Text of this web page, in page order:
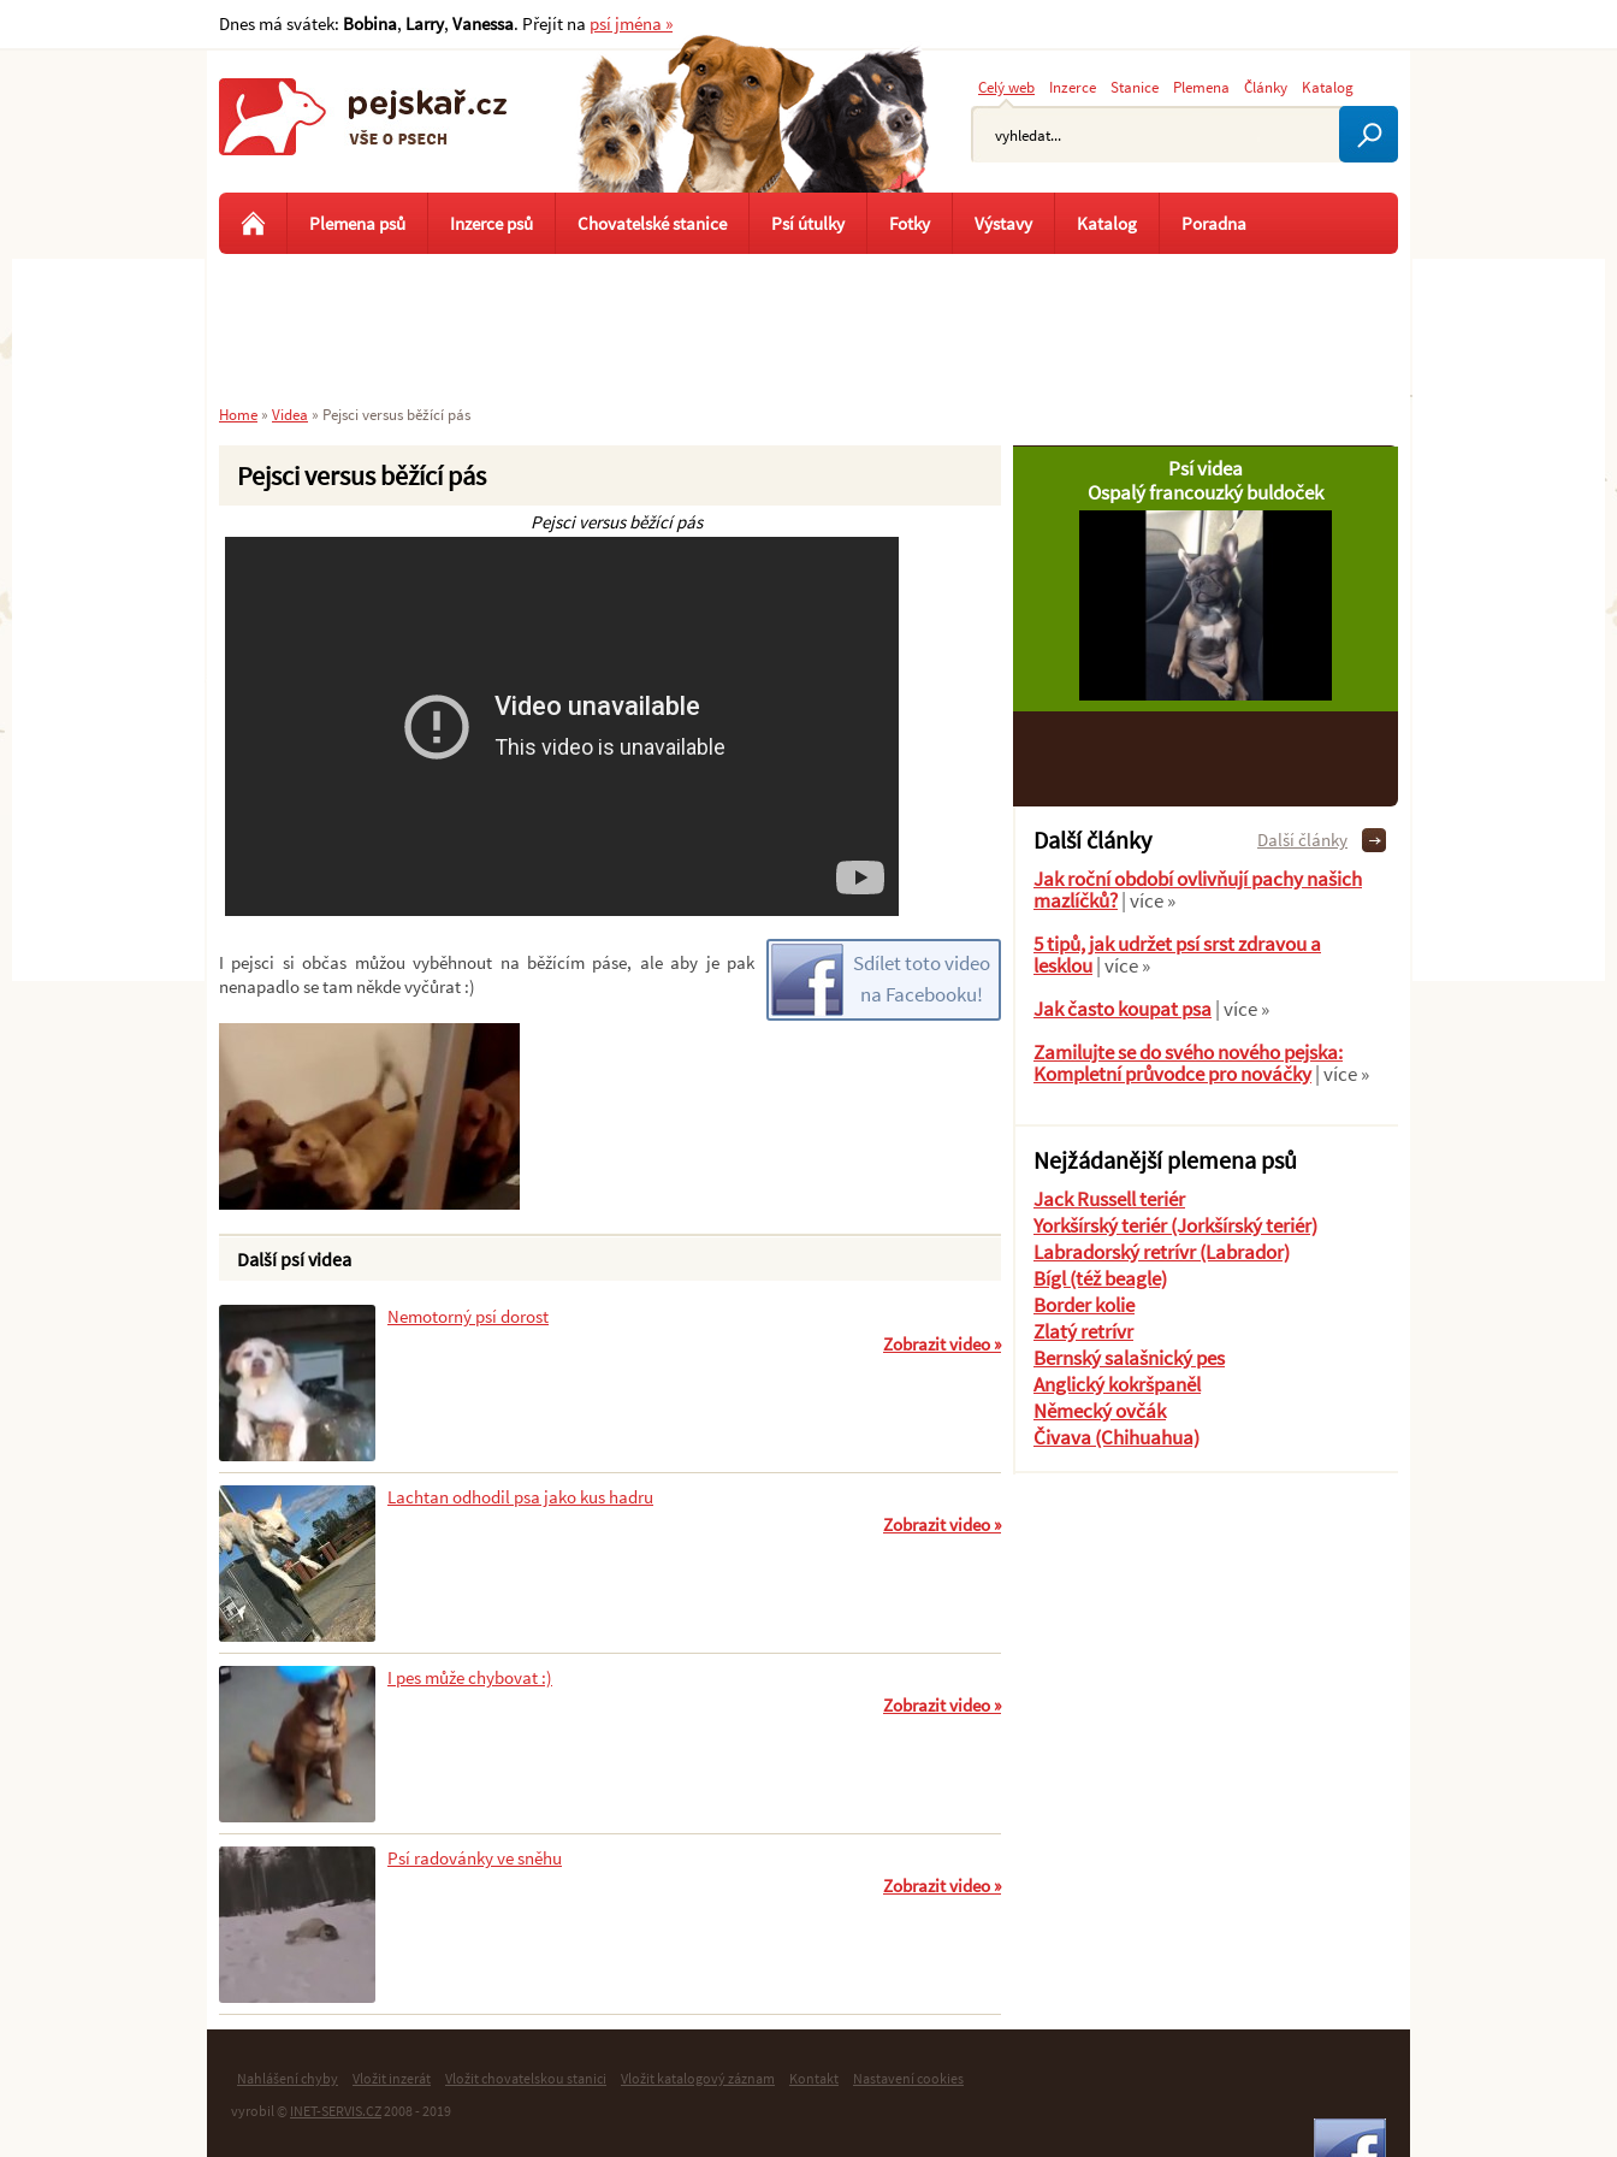
Pejsci versus běžící pás
Pejsci versus běžící pás
Sdílet toto video
na Facebooku!
I pejsci si občas můžou vyběhnout na běžícím páse, ale aby je pak
nenapadlo se tam někde vyčůrat :)
Další psí videa
Nemotorný psí dorost
Zobrazit video »
Lachtan odhodil psa jako kus hadru
Zobrazit video »
I pes může chybovat :)
Zobrazit video »
Psí radovánky ve sněhu
Zobrazit video »
Psí videa
Ospalý francouzký buldoček
Další články
Jak roční období ovlivňují pachy našich
mazlíčků?| více »
5 tipů, jak udržet psí srst zdravou a
lesklou| více »
Jak často koupat psa| více »
Zamilujte se do svého nového pejska:
Kompletní průvodce pro nováčky| více »
Další články
Nejžádanější plemena psů
Jack Russell teriér
Yorkšírský teriér (Jorkšírský teriér)
Labradorský retrívr (Labrador)
Bígl (též beagle)
Border kolie
Zlatý retrívr
Bernský salašnický pes
Anglický kokršpaněl
Německý ovčák
Čivava (Chihuahua)
Celý web Inzerce Stanice Plemena Články Katalog
Plemena psů Inzerce psů Chovatelské stanice Psí útulky Fotky Výstavy Katalog Poradna
Home » Videa » Pejsci versus běžící pás
Dnes má svátek: Bobina, Larry, Vanessa. Přejít na psí jména »
Nahlášení chyby Vložit inzerát Vložit chovatelskou stanici Vložit katalogový záznam Kontakt
Nastavení cookies
vyrobil © INET-SERVIS.CZ2008 - 2019